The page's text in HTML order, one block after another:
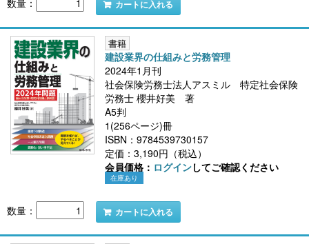
数量： カートに入れる
書籍
建設業界の仕組みと労務管理
2024年1月刊
社会保険労務士法人アスミル 特定社会保険
労務士 櫻井好美 著
A5判
1(256ページ)冊
ISBN：9784539730157
定価：3,190円（税込）
会員価格： ログインしてご確認ください
在庫あり
数量： カートに入れる